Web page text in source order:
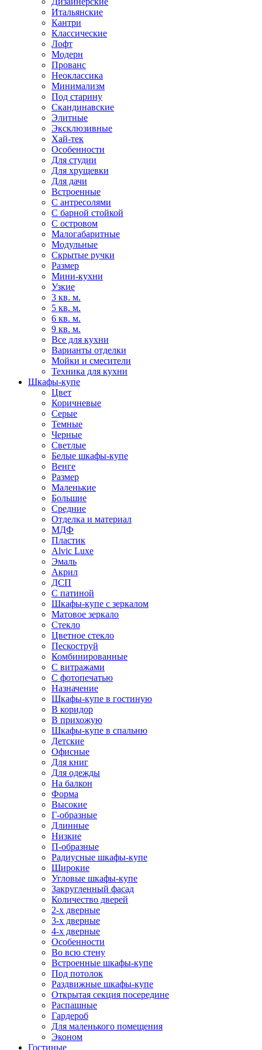
Итальянские
Кантри
Классические
Лофт
Модерн
Прованс
Неоклассика
Минимализм
Под старину
Скандинавские
Элитные
Эксклюзивные
Хай-тек
Особенности
Для студии
Для хрущевки
Для дачи
Встроенные
С антресолями
С барной стойкой
С островом
Малогабаритные
Модульные
Скрытые ручки
Размер
Мини-кухни
Узкие
3 кв. м.
5 кв. м.
6 кв. м.
9 кв. м.
Все для кухни
Варианты отделки
Мойки и смесители
Техника для кухни
Шкафы-купе
Цвет
Коричневые
Серые
Темные
Черные
Светлые
Белые шкафы-купе
Венге
Размер
Маленькие
Большие
Средние
Отделка и материал
МДФ
Пластик
Alvic Luxe
Эмаль
Акрил
ДСП
С патиной
Шкафы-купе с зеркалом
Матовое зеркало
Стекло
Цветное стекло
Пескоструй
Комбинированные
С витражами
С фотопечатью
Назначение
Шкафы-купе в гостиную
В коридор
В прихожую
Шкафы-купе в спальню
Детские
Офисные
Для книг
Для одежды
На балкон
Форма
Высокие
Г-образные
Длинные
Низкие
П-образные
Радиусные шкафы-купе
Широкие
Угловые шкафы-купе
Закругленный фасад
Количество дверей
2-х дверные
3-х дверные
4-х дверные
Особенности
Во всю стену
Встроенные шкафы-купе
Под потолок
Раздвижные шкафы-купе
Открытая секция посередине
Распашные
Гардероб
Для маленького помещения
Эконом
Гостиные